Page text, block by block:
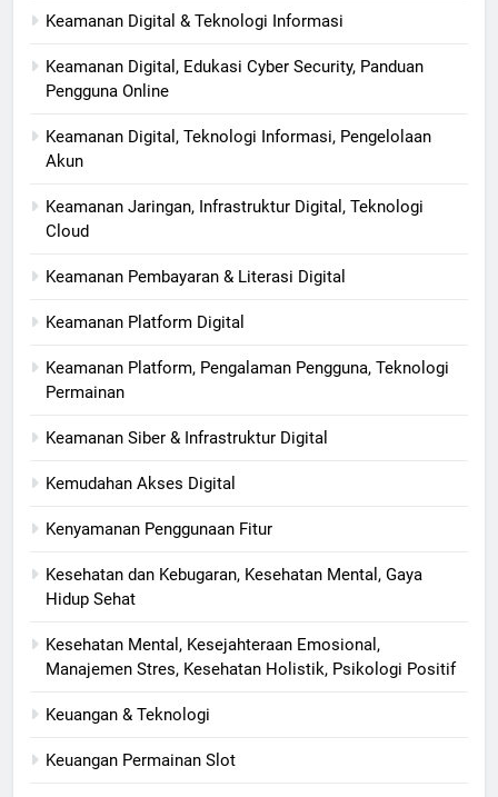
Keamanan Digital & Teknologi Informasi
Keamanan Digital, Edukasi Cyber Security, Panduan
Pengguna Online
Keamanan Digital, Teknologi Informasi, Pengelolaan
Akun
Keamanan Jaringan, Infrastruktur Digital, Teknologi
Cloud
Keamanan Pembayaran & Literasi Digital
Keamanan Platform Digital
Keamanan Platform, Pengalaman Pengguna, Teknologi
Permainan
Keamanan Siber & Infrastruktur Digital
Kemudahan Akses Digital
Kenyamanan Penggunaan Fitur
Kesehatan dan Kebugaran, Kesehatan Mental, Gaya
Hidup Sehat
Kesehatan Mental, Kesejahteraan Emosional,
Manajemen Stres, Kesehatan Holistik, Psikologi Positif
Keuangan & Teknologi
Keuangan Permainan Slot